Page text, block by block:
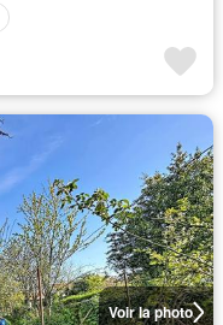
Voir la photo